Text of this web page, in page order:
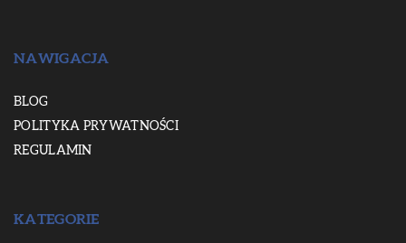
NAWIGACJA
BLOG
POLITYKA PRYWATNOŚCI
REGULAMIN
KATEGORIE